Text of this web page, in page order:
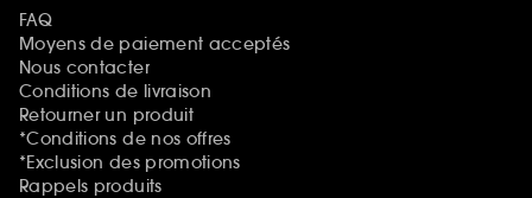
FAQ
Moyens de paiement acceptés
Nous contacter
Conditions de livraison
Retourner un produit
*Conditions de nos offres
*Exclusion des promotions
Rappels produits